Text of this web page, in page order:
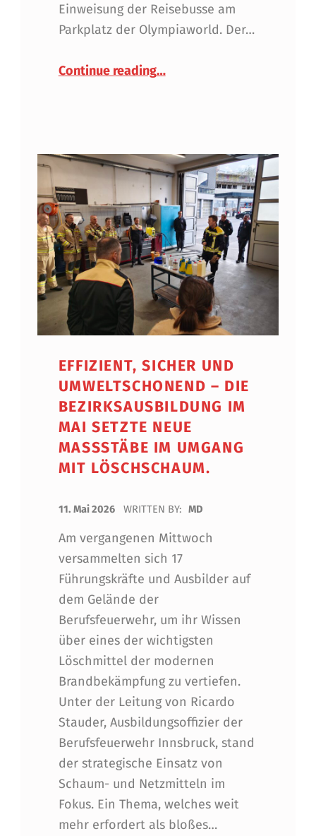
Einweisung der Reisebusse am
Parkplatz der Olympiaworld. Der…
Continue reading…
EFFIZIENT, SICHER UND
UMWELTSCHONEND – DIE
BEZIRKSAUSBILDUNG IM
MAI SETZTE NEUE
MASSSTÄBE IM UMGANG M
IT LÖSCHSCHAUM.
11. Mai 2026 WRITTEN BY: MD
Am vergangenen Mittwoch
versammelten sich 17
Führungskräfte und Ausbilder auf
dem Gelände der
Berufsfeuerwehr, um ihr Wissen
über eines der wichtigsten
Löschmittel der modernen
Brandbekämpfung zu vertiefen.
Unter der Leitung von Ricardo
Stauder, Ausbildungsoffizier der
Berufsfeuerwehr Innsbruck, stand
der strategische Einsatz von
Schaum- und Netzmitteln im
Fokus. Ein Thema, welches weit
mehr erfordert als bloßes…